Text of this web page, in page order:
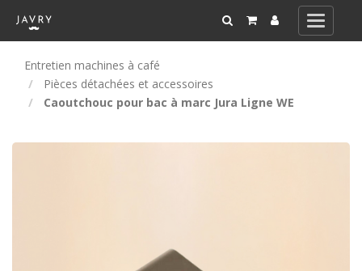
Toggle
Entretien machines à café
Pièces détachées et accessoires
Caoutchouc pour bac à marc Jura Ligne WE